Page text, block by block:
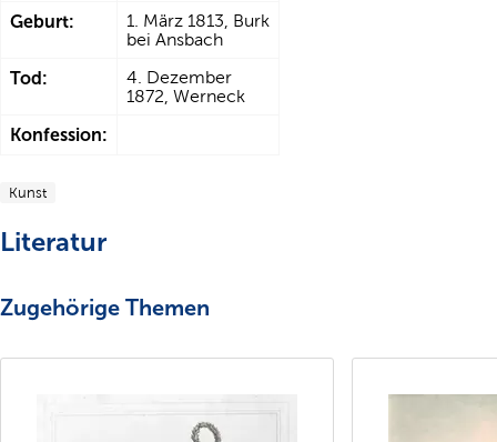
Geburt:
1. März 1813, Burk
bei Ansbach
Tod:
4. Dezember
1872, Werneck
Konfession:
Kunst
Literatur
Zugehörige Themen